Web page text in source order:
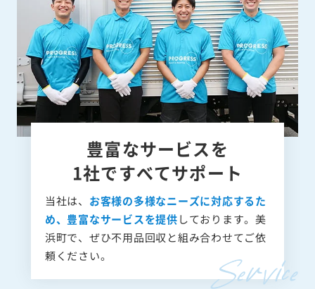
豊富なサービスを
1社ですべてサポート
当社は、 お客様の多様なニーズに対応するた
め、豊富なサービスを提供しております。美
浜町で、ぜひ不用品回収と組み合わせてご依
頼ください。